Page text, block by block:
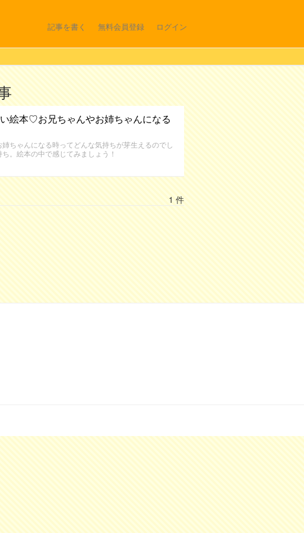
記事を書く 無料会員登録 ログイン
絵本♡お兄ちゃんやお姉ちゃんになる
ちゃんになる時ってどんな気持ちが芽生えるのでし
。絵本の中で感じてみましょう！
1 件